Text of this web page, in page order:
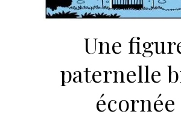
Une
paternelle
écornée